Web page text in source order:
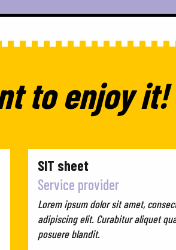
to enjoy it!
SIT sheet
Service provider
Lorem ipsum dolor sit amet,
adipiscing elit. Curabitur aliquet
posuere blandit.